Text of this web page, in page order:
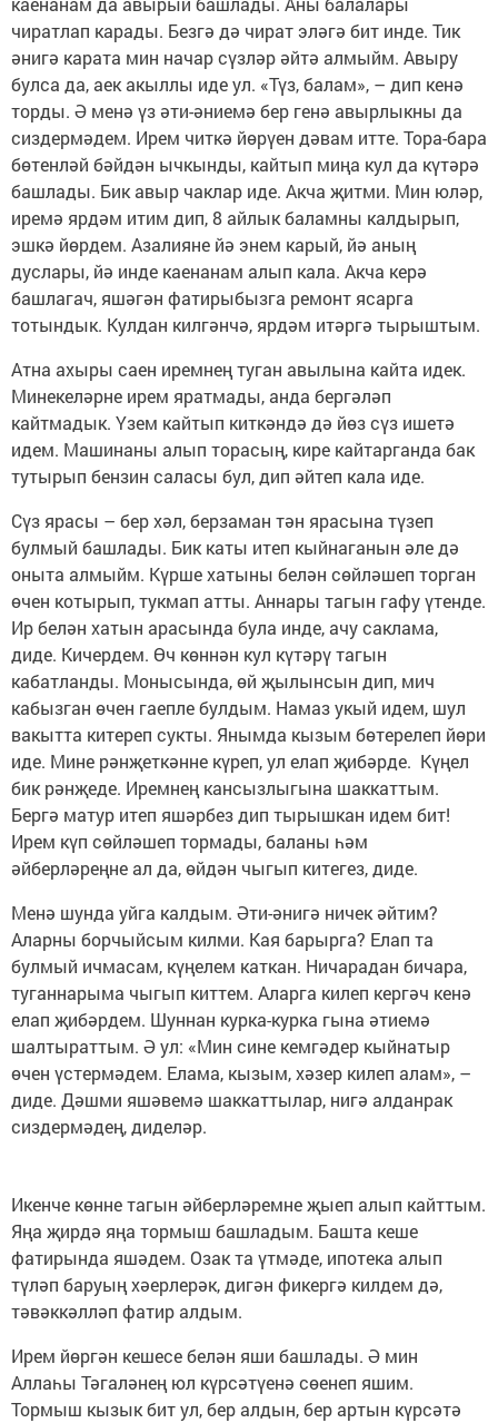
чиратлап карады. Безгә дә чират эләгә бит инде. Тик
әнигә карата мин начар сүзләр әйтә алмыйм. Авыру
булса да, аек акыллы иде ул. «Түз, балам», – дип кенә
торды. Ә менә үз әти-әниемә бер генә авырлыкны да
сиздермәдем. Ирем читкә йөрүен дәвам итте. Тора-бара
бөтенләй бәйдән ычкынды, кайтып миңа кул да күтәрә
башлады. Бик авыр чаклар иде. Акча җитми. Мин юләр,
иремә ярдәм итим дип, 8 айлык баламны калдырып,
эшкә йөрдем. Азалияне йә энем карый, йә аның
дуслары, йә инде каенанам алып кала. Акча керә
башлагач, яшәгән фатирыбызга ремонт ясарга
тотындык. Кулдан килгәнчә, ярдәм итәргә тырыштым.
Атна ахыры саен иремнең туган авылына кайта идек.
Минекеләрне ирем яратмады, анда бергәләп
кайтмадык. Үзем кайтып киткәндә дә йөз сүз ишетә
идем. Машинаны алып торасың, кире кайтарганда бак
тутырып бензин саласы бул, дип әйтеп кала иде.
Сүз ярасы – бер хәл, берзаман тән ярасына түзеп
булмый башлады. Бик каты итеп кыйнаганын әле дә
оныта алмыйм. Күрше хатыны белән сөйләшеп торган
өчен котырып, тукмап атты. Аннары тагын гафу үтенде.
Ир белән хатын арасында була инде, ачу саклама,
диде. Кичердем. Өч көннән кул күтәрү тагын
кабатланды. Монысында, өй җылынсын дип, мич
кабызган өчен гаепле булдым. Намаз укый идем, шул
вакытта китереп сукты. Янымда кызым бөтерелеп йөри
иде. Мине рәнҗеткәнне күреп, ул елап җибәрде. Күңел
бик рәнҗеде. Иремнең кансызлыгына шаккаттым.
Бергә матур итеп яшәрбез дип тырышкан идем бит!
Ирем күп сөйләшеп тормады, баланы һәм
әйберләреңне ал да, өйдән чыгып китегез, диде.
Менә шунда уйга калдым. Әти-әнигә ничек әйтим?
Аларны борчыйсым килми. Кая барырга? Елап та
булмый ичмасам, күңелем каткан. Ничарадан бичара,
туганнарыма чыгып киттем. Аларга килеп кергәч кенә
елап җибәрдем. Шуннан курка-курка гына әтиемә
шалтыраттым. Ә ул: «Мин сине кемгәдер кыйнатыр
өчен үстермәдем. Елама, кызым, хәзер килеп алам», –
диде. Дәшми яшәвемә шаккаттылар, нигә алданрак
сиздермәдең, диделәр.
Икенче көнне тагын әйберләремне җыеп алып кайттым.
Яңа җирдә яңа тормыш башладым. Башта кеше
фатирында яшәдем. Озак та үтмәде, ипотека алып
түләп баруың хәерлерәк, дигән фикергә килдем дә,
тәвәккәлләп фатир алдым.
Ирем йөргән кешесе белән яши башлады. Ә мин
Аллаһы Тәгаләнең юл күрсәтүенә сөенеп яшим.
Тормыш кызык бит ул, бер алдын, бер артын күрсәтә